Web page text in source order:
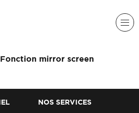
Fonction mirror screen
NOS SERVICES